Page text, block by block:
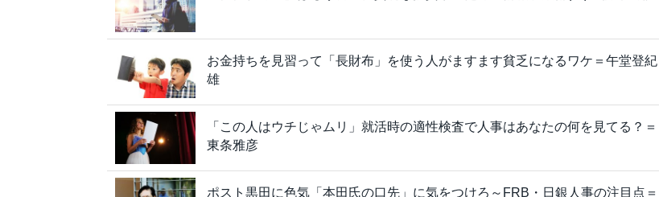
お金持ちを見習って「長財布」を使う人がますます貧乏になるワケ＝午堂登紀
雄
「この人はウチじゃムリ」就活時の適性検査で人事はあなたの何を見てる？＝
東条雅彦
ポスト黒田に色気「本田氏の口先」に気をつけろ～FRB・日銀人事の注目点＝